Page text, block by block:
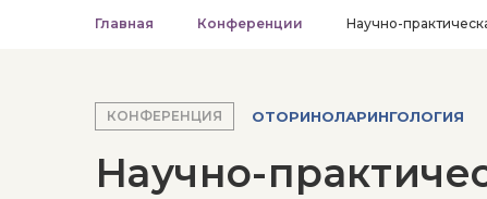
Главная Конференции Научно-
КОНФЕРЕНЦИЯ ОТОРИНОЛАРИНГОЛОГИЯ
Научно-